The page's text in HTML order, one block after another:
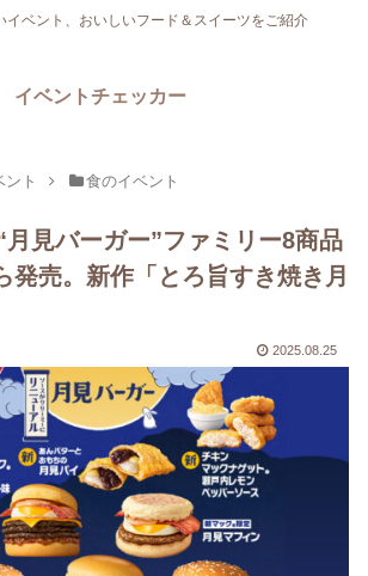
イベント、おいしいフード＆スイーツをご紹介
イベントチェッカー
ント 食のイベント
月見バーガー”ファミリー8商品
発売。新作「とろ旨すき焼き月
2025.08.25